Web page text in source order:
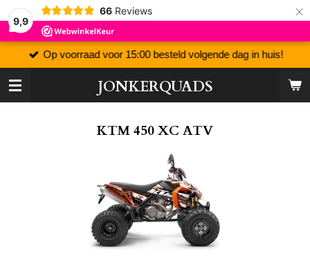
9,9
66 Reviews ×
JONKERQUADS
Op voorraad voor 15:00 besteld volgende dag in huis!
KTM 450 XC ATV